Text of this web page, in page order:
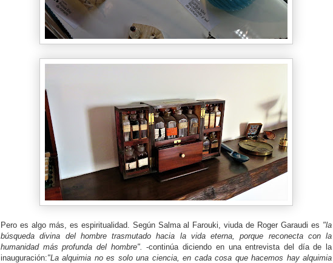
Pero es algo más, es espiritualidad. Según Salma al Farouki, viuda de Roger Garaudi es "la
búsqueda divina del hombre trasmutado hacia la vida eterna, porque reconecta con la
humanidad más profunda del hombre". -continúa diciendo en una entrevista del día de la
inauguración:"La alquimia no es solo una ciencia, en cada cosa que hacemos hay alquimia